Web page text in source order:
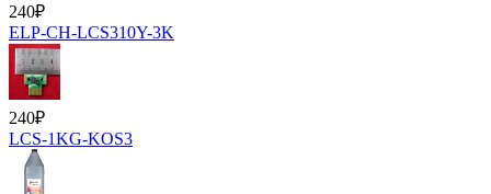
240₽
ELP-CH-LCS310Y-3K
240₽
LCS-1KG-KOS3